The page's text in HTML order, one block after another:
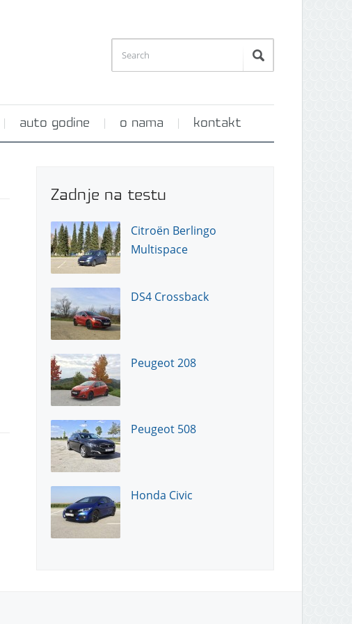
auto godine o nama kontakt
Zadnje na testu
Citroën Berlingo
Multispace
DS4 Crossback
Peugeot 208
Peugeot 508
Honda Civic